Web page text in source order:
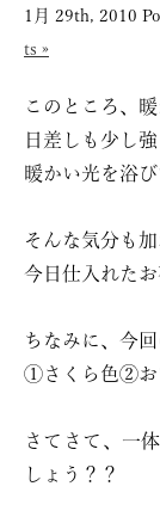
1月 29th, 2010
ts »
このところ、
日差しも少し
暖かい光を浴
そんな気分も
今日仕入れたお
ちなみに、今
①さくら色②お
さてさて、一
しょう？？